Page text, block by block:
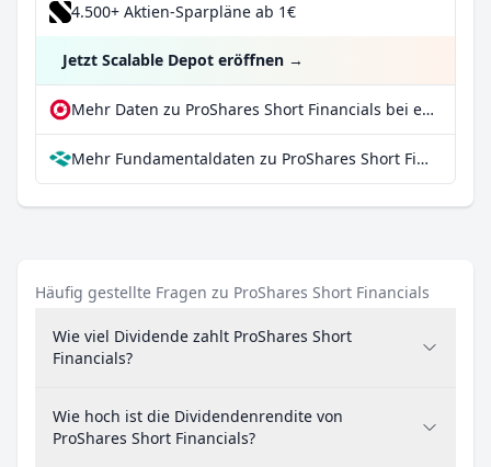
4.500+ Aktien-Sparpläne ab 1€
Jetzt Scalable Depot eröffnen →
Mehr Daten zu ProShares Short Financials bei extraETF
Mehr Fundamentaldaten zu ProShares Short Financials bei Parqet
Häufig gestellte Fragen zu ProShares Short Financials
Wie viel Dividende zahlt ProShares Short
Financials?
Wie hoch ist die Dividendenrendite von
ProShares Short Financials?